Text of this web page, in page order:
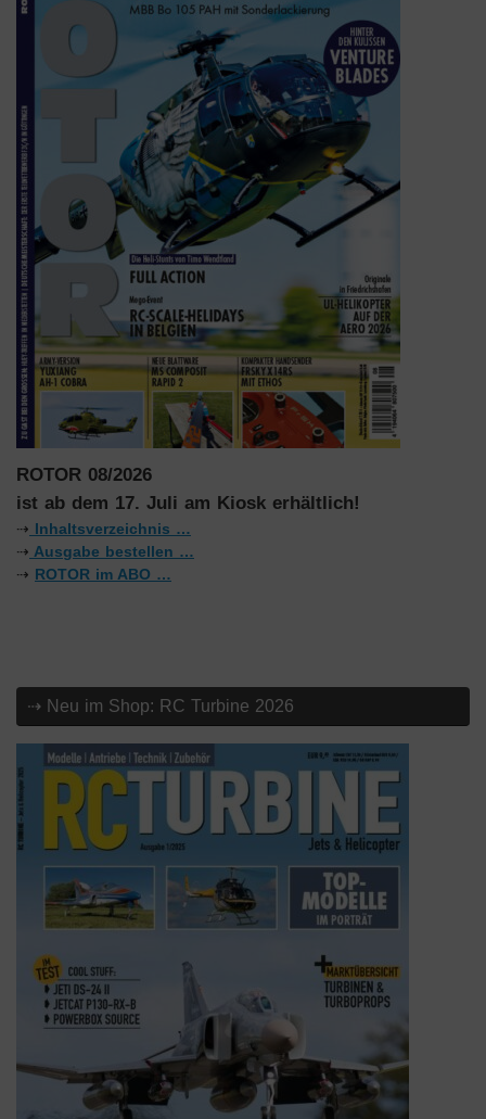
ROTOR 08/2026
ist ab dem 17. Juli am Kiosk erhältlich!
⇢ Inhaltsverzeichnis …
⇢ Ausgabe bestellen …
⇢ ROTOR im ABO …
⇢ Neu im Shop: RC Turbine 2026